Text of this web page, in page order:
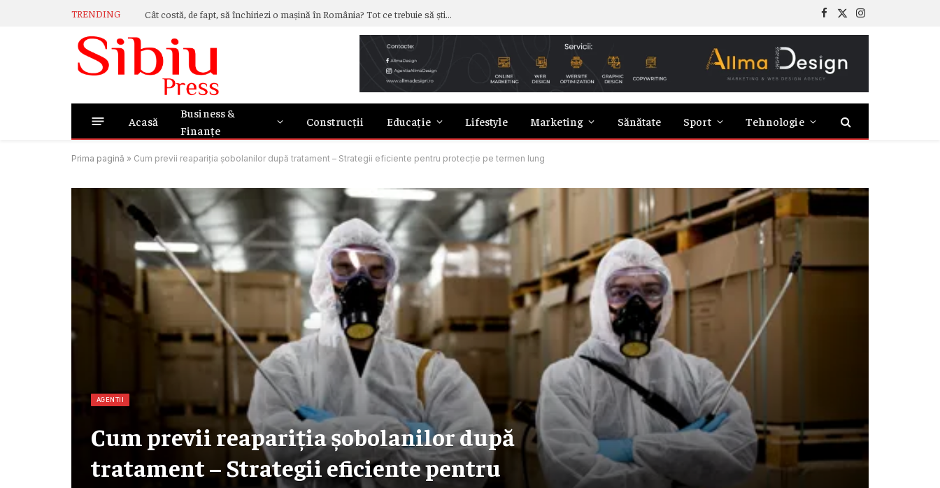
TRENDING Cât costă, de fapt, să închiriezi o mașină în România? Tot ce trebuie să știi despre prețuri Facebook
X
(Twitter)
Instagram
Acasă
Business &
Finanțe
Construcții Educație Lifestyle Marketing Sănătate Sport Tehnologie
Prima pagină » Cum previi reapariția șobolanilor după tratament – Strategii eficiente pentru protecție pe termen lung
AGENTII
Cum previi reapariția șobolanilor după
tratament – Strategii eficiente pentru